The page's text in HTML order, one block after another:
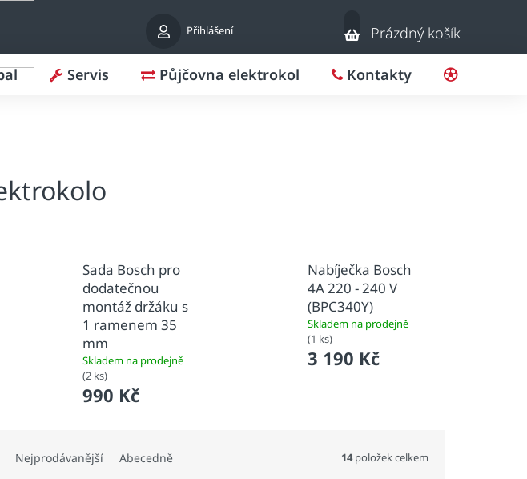
Přihlášení
Nákupní
košík
Prázdný košík
Servis Půjčovna elektrokol Kontakty
Sada Bosch pro
dodatečnou
montáž držáku s
1 ramenem 35
mm
Skladem na prodejně
(2 ks)
990 Kč
Nabíječka Bosch
4A 220 - 240 V
(BPC340Y)
Skladem na prodejně
(1 ks)
3 190 Kč
Nejprodávanější Abecedně 14položek celkem